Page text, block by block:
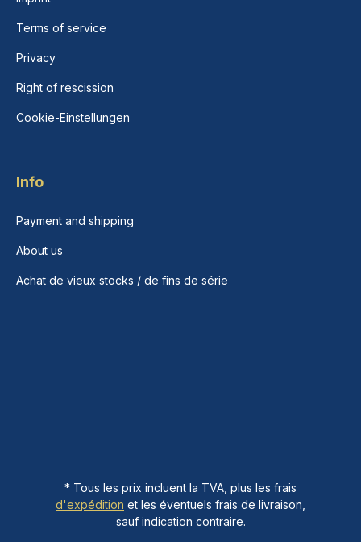
Terms of service
Privacy
Right of rescission
Cookie-Einstellungen
Info
Payment and shipping
About us
Achat de vieux stocks / de fins de série
* Tous les prix incluent la TVA, plus les frais
d'expédition et les éventuels frais de livraison,
sauf indication contraire.